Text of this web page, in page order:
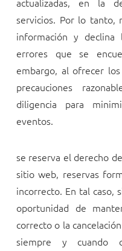
servicios. Por lo tanto,
información y declina
errores que se
embargo, al ofrecer
precauciones
diligencia para
eventos.
se reserva el derecho
sitio web, reservas
incorrecto. En tal caso,
oportunidad de
correcto o la
siempre y cuando